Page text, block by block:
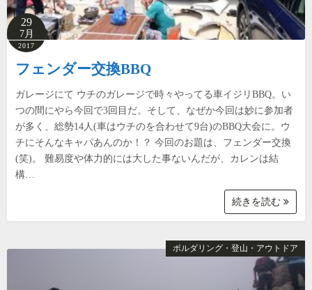
29
7月
2017
フェンダー交換BBQ
ガレージにて ウチのガレージで時々やってる車イジリBBQ。い
つの間にやら今回で3回目だ。そして、なぜか今回は妙に参加者
が多く、総勢14人(車はウチのを合わせて9台)のBBQ大会に。ウ
チにそんなキャパあんのか！？ 今回のお題は、フェンダー交換
(笑)。 難易度や体力的には大した事ないんだが、カレンは結
構…
続きを読む
ボルダリング・登山・アウトドア